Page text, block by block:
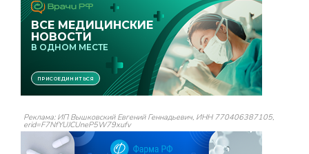
Реклама: ИП Вышковский Евгений Геннадьевич, ИНН 770406387105,
erid=F7NfYUJCUneP5W79xufv